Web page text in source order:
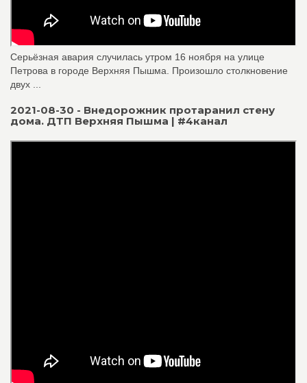
Серьёзная авария случилась утром 16 ноября на улице
Петрова в городе Верхняя Пышма. Произошло столкновение
двух ...
2021-08-30 - Внедорожник протаранил стену
дома. ДТП Верхняя Пышма | #4канал